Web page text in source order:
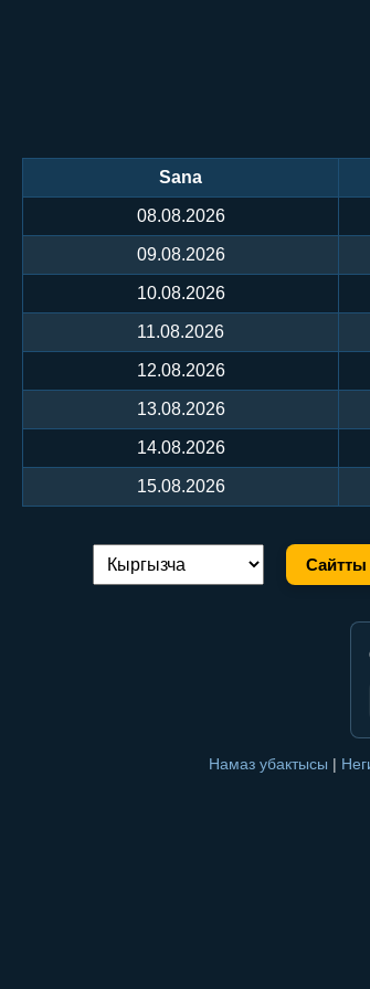
Sana
08.08.2026
09.08.2026
10.08.2026
11.08.2026
12.08.2026
13.08.2026
14.08.2026
15.08.2026
Тилди алмаштыруу: Сайтты
Намаз убактысы |